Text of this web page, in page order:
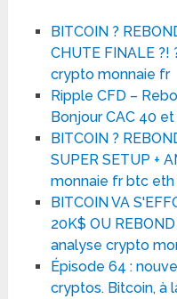
BITCOIN ?
CHUTE FINALE ?!
crypto monnaie fr
Ripple CFD –
Bonjour CAC 40
BITCOIN ?
SUPER SETUP +
monnaie fr btc eth
BITCOIN VA
20K$ OU
analyse crypto
Épisode 64 :
cryptos. Bitcoin, à